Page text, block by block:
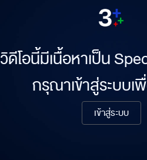
วิดีโอนี้มีเนื้อหาเป็น
กรุณาเข้าสู่ระบบเ
เข้าสู่ระบบ